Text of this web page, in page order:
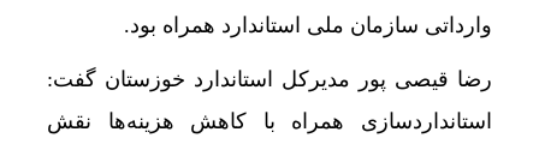
وارداتی سازمان ملی استاندارد همراه بود.
رضا قیصی پور مدیرکل استاندارد خوزستان گفت:
استانداردسازی همراه با کاهش هزینه‌ها نقش